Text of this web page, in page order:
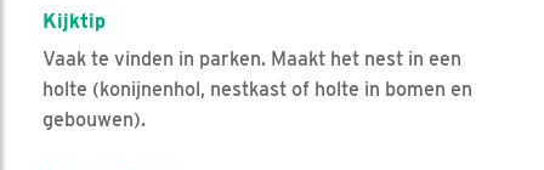
Kijktip
Vaak te vinden in parken. Maakt het nest in een
holte (konijnenhol, nestkast of holte in bomen en
gebouwen).